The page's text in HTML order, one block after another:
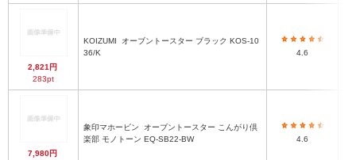
2,821円
283pt
KOIZUMI
36/K
4.6
7,980円
象印マホービン
楽部 モノトーン EQ-SB22-BW
4.6